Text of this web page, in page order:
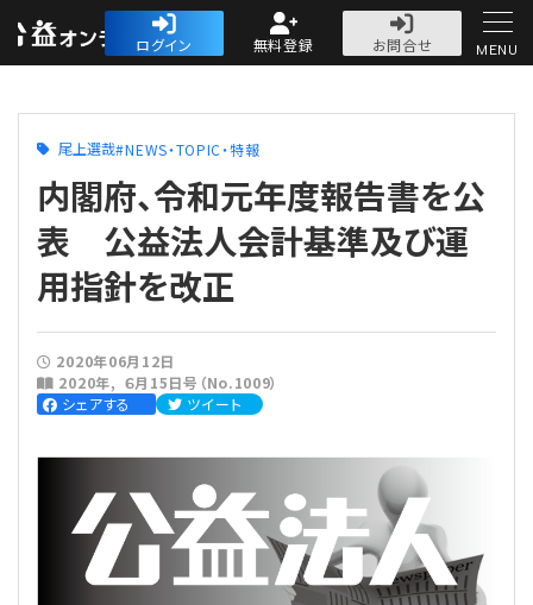
公益・一般法人オ
ログイン 無料登録
お問合せ
人気記事
法人運営
評議員会・社員総会
理事・監事
会計・税務
定期提出書類
会計処理
労務
労務管理
MENU
尾上選哉 NEWS・TOPIC・特報
内閣府、令和元年度報告書を公
表 公益法人会計基準及び運
用指針を改正
2020年06月12日
2020年
６月15日号（No.1009）
シェアする
ツイート